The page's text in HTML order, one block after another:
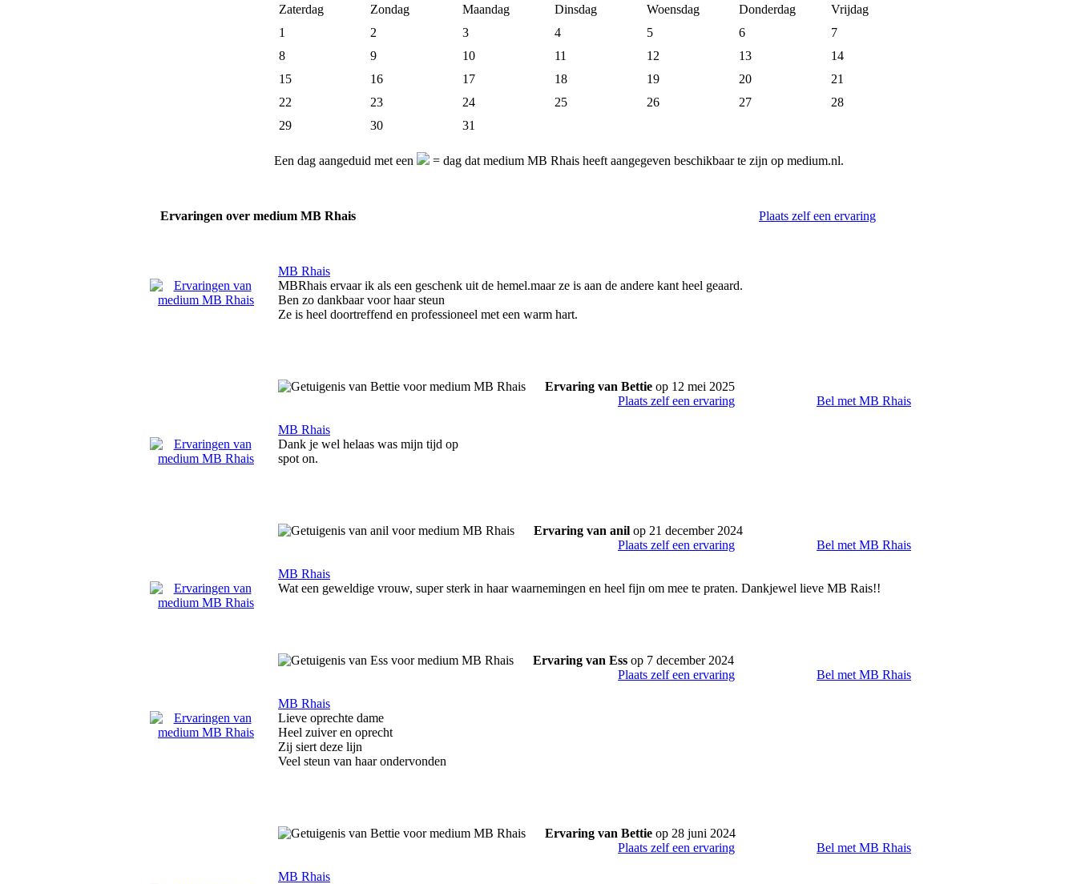
Zaterdag Zondag Maandag Dinsdag Woensdag Donderdag
Vrijdag
1
2 3 4 5 6
7
8
9 10 11 12 13
14
15
16 17 18 19 20
21
22
23 24 25 26 27
28
29
30 31
Een dag aangeduid met een = dag dat medium MB Rhais heeft aangegeven beschikbaar te zijn op medium.nl.
Ervaringen over medium MB Rhais Plaats zelf een ervaring
MB Rhais
MBRhais ervaar ik als een geschenk uit de hemel.maar ze is aan de andere kant heel geaard.
Ben zo dankbaar voor haar steun
Ze is heel doortreffend en professioneel met een warm hart.
Ervaring van Bettie op 12 mei 2025
Plaats zelf een ervaring
Bel met MB Rhais
MB Rhais
Dank je wel helaas was mijn tijd op
spot on.
Ervaring van anil op 21 december 2024
Plaats zelf een ervaring
Bel met MB Rhais
MB Rhais
Wat een geweldige vrouw, super sterk in haar waarnemingen en heel fijn om mee te praten. Dankjewel lieve MB Rais!!
Ervaring van Ess op 7 december 2024
Plaats zelf een ervaring
Bel met MB Rhais
MB Rhais
Lieve oprechte dame
Heel zuiver en oprecht
Zij siert deze lijn
Veel steun van haar ondervonden
Ervaring van Bettie op 28 juni 2024
Plaats zelf een ervaring
Bel met MB Rhais
MB Rhais